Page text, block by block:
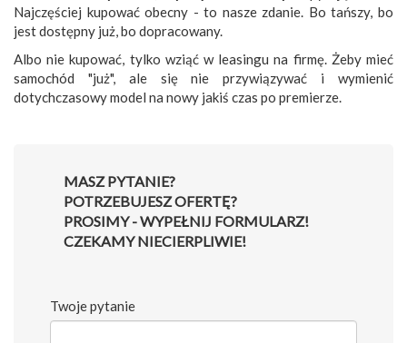
Najczęściej kupować obecny - to nasze zdanie. Bo tańszy, bo
jest dostępny już, bo dopracowany.
Albo nie kupować, tylko wziąć w leasingu na firmę. Żeby mieć
samochód "już", ale się nie przywiązywać i wymienić
dotychczasowy model na nowy jakiś czas po premierze.
MASZ PYTANIE?
POTRZEBUJESZ OFERTĘ?
PROSIMY - WYPEŁNIJ FORMULARZ!
CZEKAMY NIECIERPLIWIE!
Twoje pytanie